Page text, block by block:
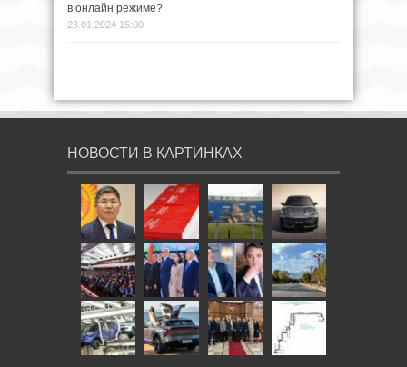
в онлайн режиме?
23.01.2024 15:00
НОВОСТИ В КАРТИНКАХ